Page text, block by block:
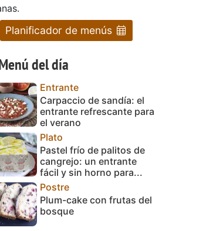
Planificador de menús
del día
Entrante
Carpaccio de sandía: el
entrante refrescante para
el verano
Plato
Pastel frío de palitos de
cangrejo: un entrante
fácil y sin horno para...
Postre
Plum-cake con frutas del
bosque